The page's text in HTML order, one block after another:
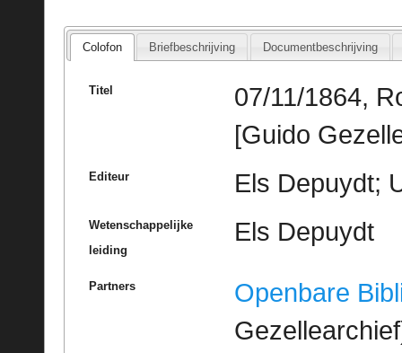
Colofon Briefbeschrijving Documentbeschrijving
Titel
07/11/1864,
[Guido
Editeur Els Depuydt;
Wetenschappelijke
leiding
Els Depuydt
Partners
Openbare